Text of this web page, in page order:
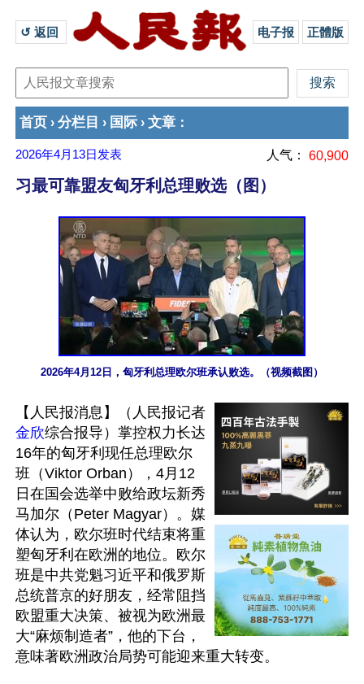
↺ 返回 电子报 正體版
首页 › 分栏目 › 国际 › 文章 ：
2026年4月13日 发表 人气： 60,900
习最可靠盟友匈牙利总理败选（图）
2026年4月12日，匈牙利总理欧尔班承认败选。（视频截图）
【人民报消息】（人民报记者
金欣综合报导）掌控权力长达
16年的匈牙利现任总理欧尔
班（Viktor Orban），4月12
日在国会选举中败给政坛新秀
马加尔（Peter Magyar）。媒
体认为，欧尔班时代结束将重
塑匈牙利在欧洲的地位。欧尔
班是中共党魁习近平和俄罗斯
总统普京的好朋友，经常阻挡
欧盟重大决策、被视为欧洲最
大“麻烦制造者”，他的下台，
意味著欧洲政治局势可能迎来重大转变。